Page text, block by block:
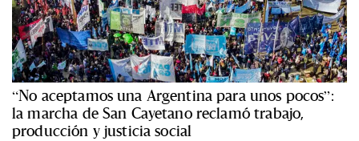
“No aceptamos una Argentina para unos pocos”:
la marcha de San Cayetano reclamó trabajo,
producción y justicia social